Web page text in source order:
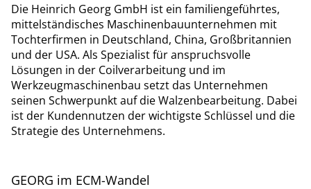
Die Heinrich Georg GmbH ist ein familiengeführtes,
mittelständisches Maschinenbauunternehmen mit
Tochterfirmen in Deutschland, China, Großbritannien
und der USA. Als Spezialist für anspruchsvolle
Lösungen in der Coilverarbeitung und im
Werkzeugmaschinenbau setzt das Unternehmen
seinen Schwerpunkt auf die Walzenbearbeitung. Dabei
ist der Kundennutzen der wichtigste Schlüssel und die
Strategie des Unternehmens.
GEORG im ECM-Wandel